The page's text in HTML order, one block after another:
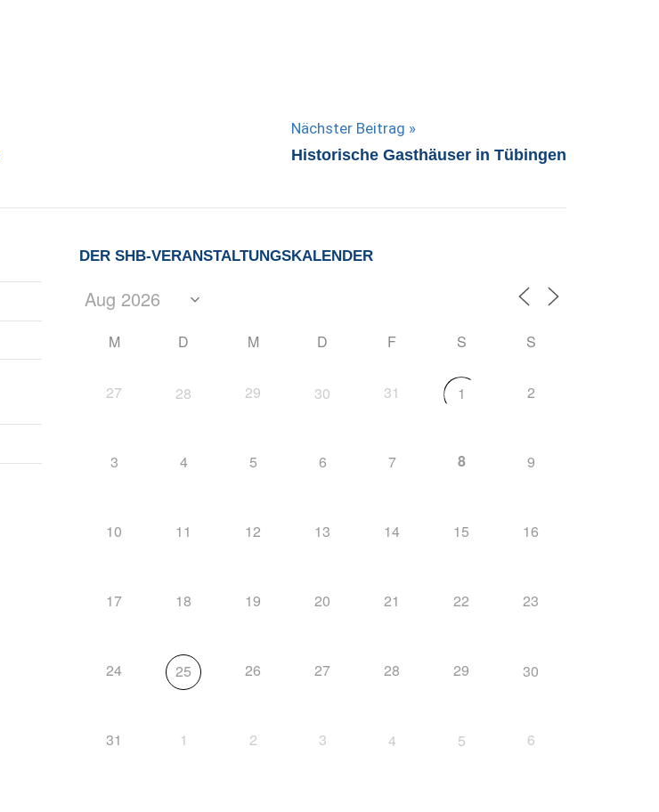
Nächster Beitrag
Historische Gasthäuser in Tübingen
DER SHB-VERANSTALTUNGSKALENDER
M D M D F S S
27 28 29 30 31 1 2
3 4 5 6 7 8 9
10 11 12 13 14 15 16
17 18 19 20 21 22 23
24 25 26 27 28 29 30
31 1 2 3 4 5 6